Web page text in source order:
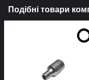
Подібні товари